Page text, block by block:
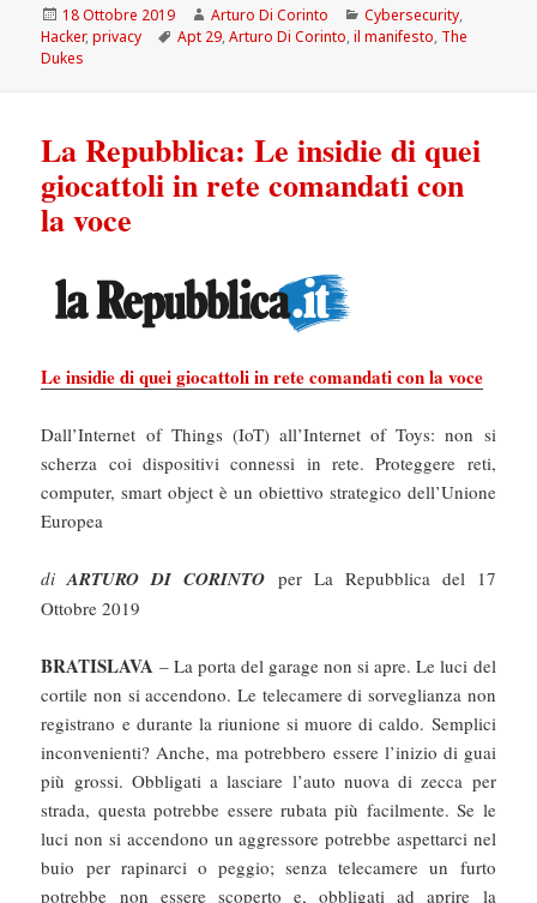
Scritto
il
18 Ottobre 2019 Autore
Arturo Di Corinto Categorie
Cybersecurity,
Hacker,privacy Tag
Apt 29,Arturo Di Corinto,il manifesto, The
Dukes
La Repubblica: Le insidie di quei
giocattoli in rete comandati con
la voce
Le insidie di quei giocattoli in rete comandati con la voce
Dall’Internet of Things (IoT) all’Internet of Toys: non si
scherza coi dispositivi connessi in rete. Proteggere reti,
computer, smart object è un obiettivo strategico dell’Unione
Europea
diARTURO DI CORINTO per La Repubblica del 17
Ottobre 2019
BRATISLAVA – La porta del garage non si apre. Le luci del
cortile non si accendono. Le telecamere di sorveglianza non
registrano e durante la riunione si muore di caldo. Semplici
inconvenienti? Anche, ma potrebbero essere l’inizio di guai
più grossi. Obbligati a lasciare l’auto nuova di zecca per
strada, questa potrebbe essere rubata più facilmente. Se le
luci non si accendono un aggressore potrebbe aspettarci nel
buio per rapinarci o peggio; senza telecamere un furto
potrebbe non essere scoperto e, obbligati ad aprire la